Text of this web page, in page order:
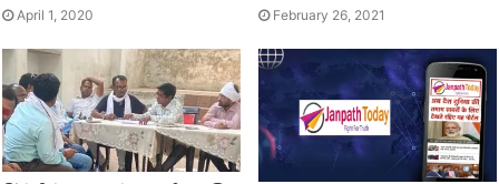
April 1, 2020 February 26, 2021